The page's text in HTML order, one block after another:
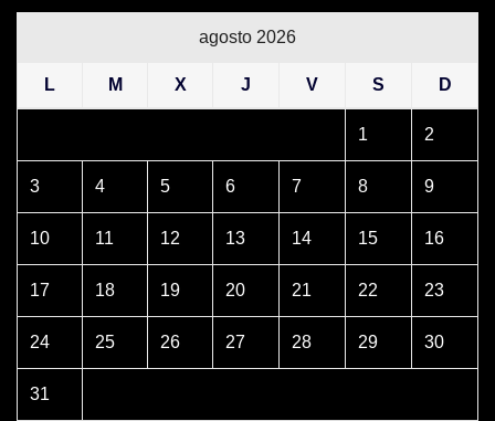
agosto 2026
L M X J V S D
1 2
3 4 5 6 7 8 9
10 11 12 13 14 15 16
17 18 19 20 21 22 23
24 25 26 27 28 29 30
31